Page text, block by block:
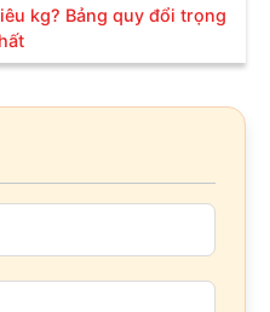
kg? Bảng quy đổi trọng